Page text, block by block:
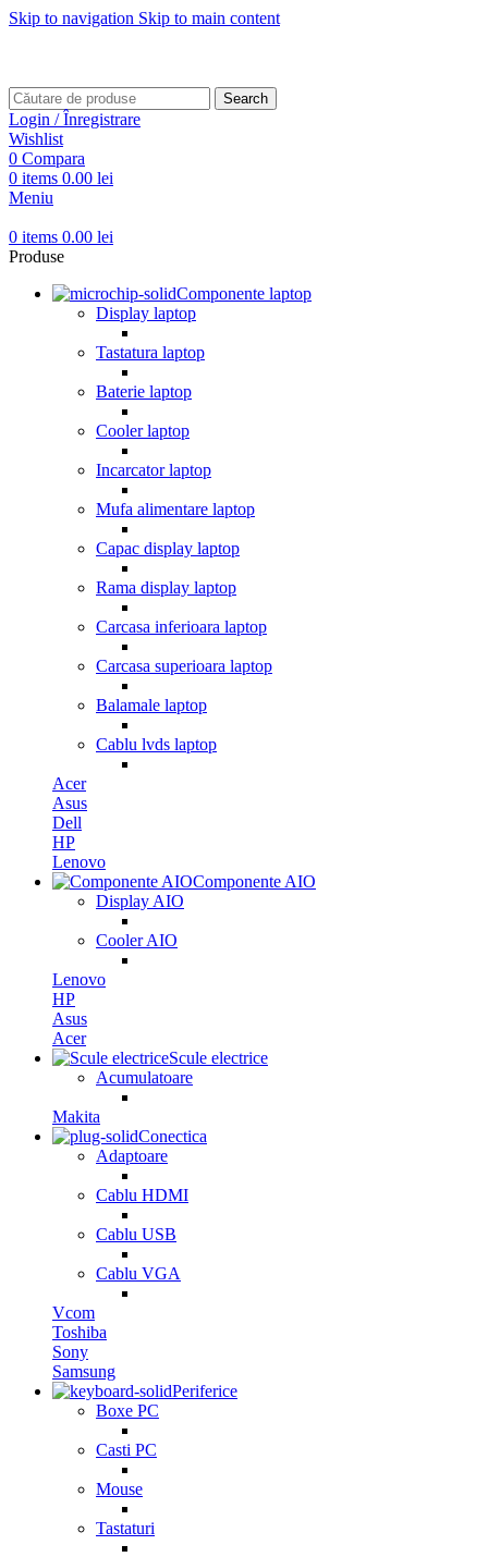
Skip to navigation Skip to main content
Search
Login / Înregistrare
Wishlist
0 Compara
0 items 0.00 lei
Meniu
0 items 0.00 lei
Produse
Componente laptop
Display laptop
Tastatura laptop
Baterie laptop
Cooler laptop
Incarcator laptop
Mufa alimentare laptop
Capac display laptop
Rama display laptop
Carcasa inferioara laptop
Carcasa superioara laptop
Balamale laptop
Cablu lvds laptop
Acer
Asus
Dell
HP
Lenovo
Componente AIO
Display AIO
Cooler AIO
Lenovo
HP
Asus
Acer
Scule electrice
Acumulatoare
Makita
Conectica
Adaptoare
Cablu HDMI
Cablu USB
Cablu VGA
Vcom
Toshiba
Sony
Samsung
Periferice
Boxe PC
Casti PC
Mouse
Tastaturi